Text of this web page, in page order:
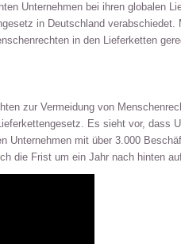
Unternehmen bei ihren globalen
in Deutschland verabschiedet.
in den Lieferketten
zur Vermeidung von
Es sieht vor, dass
Unternehmen mit über 3.000
die Frist um ein Jahr nach hinten